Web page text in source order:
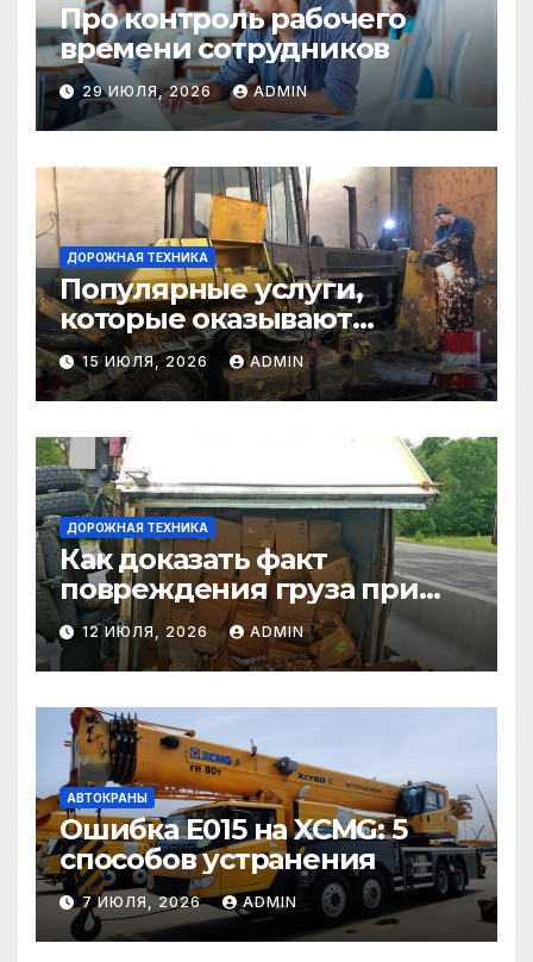
Про контроль рабочего
времени сотрудников
29 ИЮЛЯ, 2026 ADMIN
ДОРОЖНАЯ ТЕХНИКА
Популярные услуги,
которые оказывают
самосвалы в строительстве
и логистике
15 ИЮЛЯ, 2026 ADMIN
ДОРОЖНАЯ ТЕХНИКА
Как доказать факт
повреждения груза при
страховом случае
12 ИЮЛЯ, 2026 ADMIN
АВТОКРАНЫ
Ошибка E015 на XCMG: 5
способов устранения
7 ИЮЛЯ, 2026 ADMIN